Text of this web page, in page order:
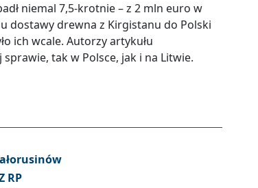
niemal 7,5-krotnie – z 2 mln euro w
dostawy drewna z Kirgistanu do Polski
ich wcale. Autorzy artykułu
tak w Polsce, jak i na Litwie.
RP